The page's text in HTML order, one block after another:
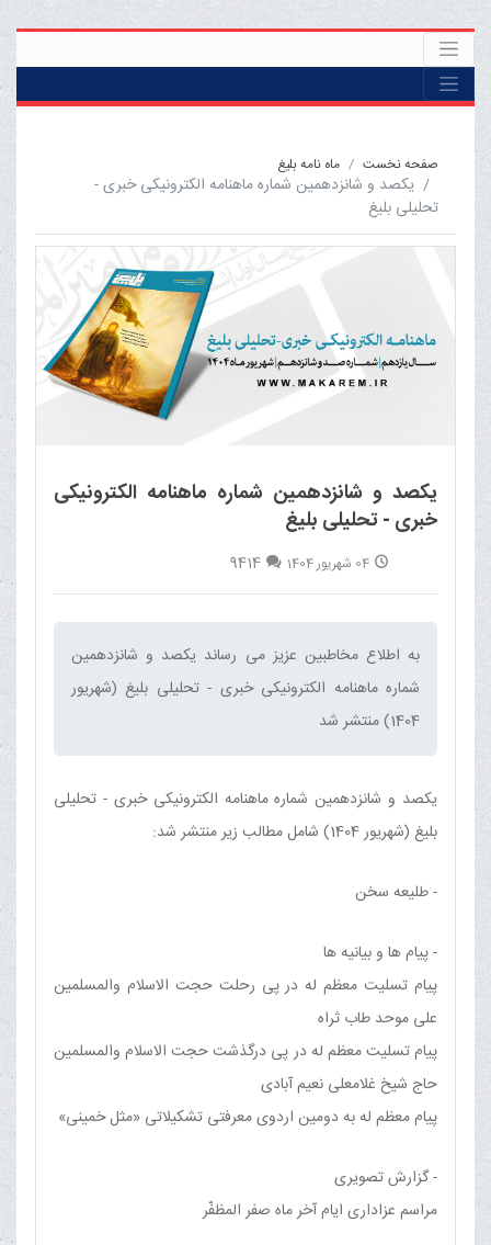
صفحه نخست ماه نامه بلیغ
یکصد و شانزدهمین شماره ماهنامه الکترونیکی خبری -
تحلیلی بلیغ
یکصد و شانزدهمین شماره ماهنامه الکترونیکی
خبری - تحلیلی بلیغ
04 شهریور 1404 9414
به اطلاع مخاطبین عزیز می رساند یکصد و شانزدهمین
شماره ماهنامه الکترونیکی خبری - تحلیلی بلیغ (شهریور
1404) منتشر شد‌
یکصد و شانزدهمین شماره ماهنامه الکترونیکی خبری - تحلیلی
بلیغ (شهریور 1404) شامل مطالب زیر منتشر شد:
- طلیعه سخن
- پیام ها و بیانیه ها
پیام تسلیت معظم له در پی رحلت حجت الاسلام والمسلمین
علی موحد طاب ثراه
پیام تسلیت معظم له در پی درگذشت حجت الاسلام والمسلمین
حاج شیخ غلامعلی نعیم آبادی
پیام معظم له به دومین اردوی معرفتی تشکیلاتی «مثل خمینی»
- گزارش تصویری
مراسم عزاداری ایام آخر ماه صفر المظفّر